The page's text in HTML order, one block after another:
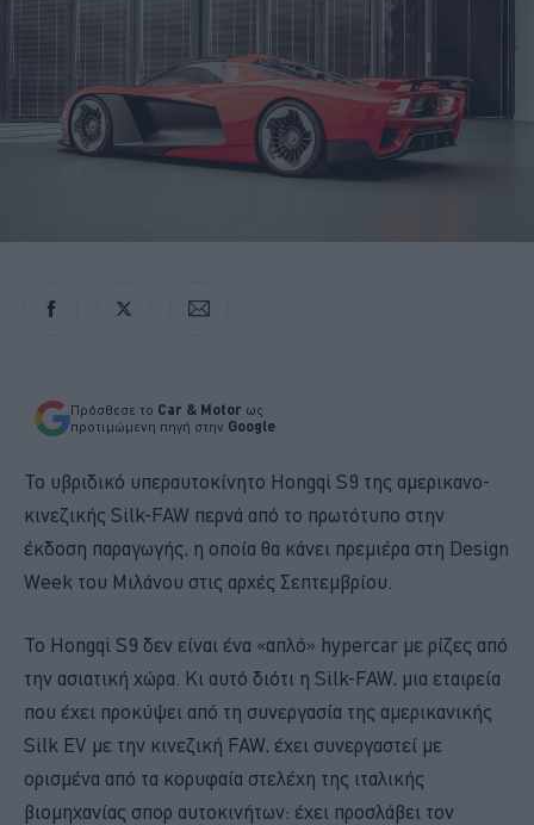
Πρόσθεσε το Car & Motor ως
προτιμώμενη πηγή στην Google
Το υβριδικό υπεραυτοκίνητο Hongqi S9 της αμερικανο-
κινεζικής Silk-FAW περνά από το πρωτότυπο στην
έκδοση παραγωγής, η οποία θα κάνει πρεμιέρα στη Design
Week του Μιλάνου στις αρχές Σεπτεμβρίου.
Το Hongqi S9 δεν είναι ένα «απλό» hypercar με ρίζες από
την ασιατική χώρα. Κι αυτό διότι η Silk-FAW, μια εταιρεία
που έχει προκύψει από τη συνεργασία της αμερικανικής
Silk EV με την κινεζική FAW, έχει συνεργαστεί με
ορισμένα από τα κορυφαία στελέχη της ιταλικής
βιομηχανίας σπορ αυτοκινήτων: έχει προσλάβει τον